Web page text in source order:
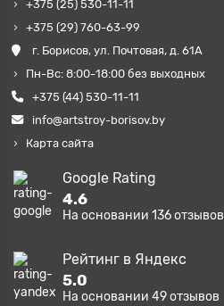
+375 (25) 530-11-11
+375 (29) 760-63-99
г. Борисов, ул. Почтовая, д. 61А
Пн-Вс: 8:00-18:00 без выходных
+375 (44) 530-11-11
info@artstroy-borisov.by
Карта сайта
Google Rating
4.6
На основании 136отзывов
Рейтинг в Яндекс
5.0
На основании 49отзывов